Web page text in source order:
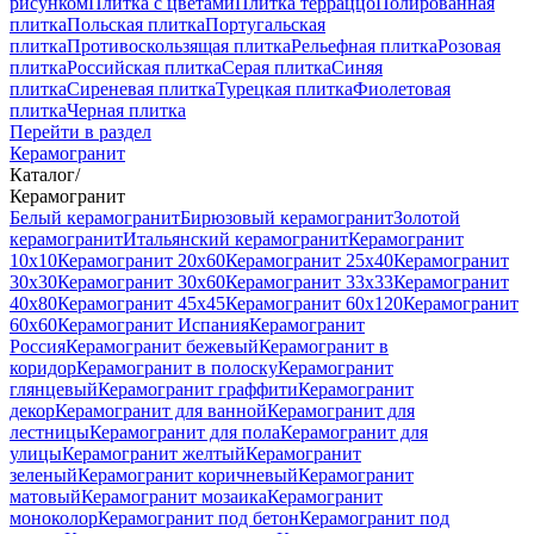
плиткаПольская плиткаПортугальская
плиткаПротивоскользящая плиткаРельефная плиткаРозовая
плиткаРоссийская плиткаСерая плиткаСиняя
плиткаСиреневая плиткаТурецкая плиткаФиолетовая
плиткаЧерная плитка
Перейти в раздел
Керамогранит
Каталог/
Керамогранит
Белый керамогранитБирюзовый керамогранитЗолотой
керамогранитИтальянский керамогранитКерамогранит
10x10Керамогранит 20x60Керамогранит 25x40Керамогранит
30x30Керамогранит 30x60Керамогранит 33x33Керамогранит
40x80Керамогранит 45x45Керамогранит 60x120Керамогранит
60x60Керамогранит ИспанияКерамогранит
РоссияКерамогранит бежевыйКерамогранит в
коридорКерамогранит в полоскуКерамогранит
глянцевыйКерамогранит граффитиКерамогранит
декорКерамогранит для ваннойКерамогранит для
лестницыКерамогранит для полаКерамогранит для
улицыКерамогранит желтыйКерамогранит
зеленыйКерамогранит коричневыйКерамогранит
матовыйКерамогранит мозаикаКерамогранит
моноколорКерамогранит под бетонКерамогранит под